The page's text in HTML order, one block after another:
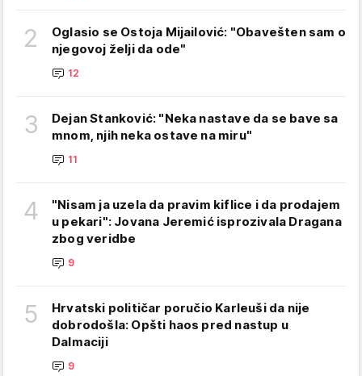
2
Oglasio se Ostoja Mijailović: "Obavešten sam o
njegovoj želji da ode"
12
3
Dejan Stanković: "Neka nastave da se bave sa
mnom, njih neka ostave na miru"
11
4
"Nisam ja uzela da pravim kiflice i da prodajem
u pekari": Jovana Jeremić isprozivala Dragana
zbog veridbe
9
5
Hrvatski političar poručio Karleuši da nije
dobrodošla: Opšti haos pred nastup u
Dalmaciji
9